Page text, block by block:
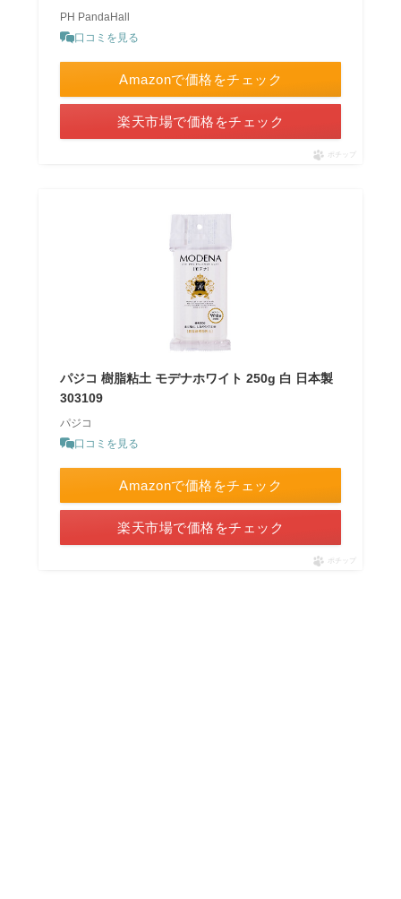
PH PandaHall
口コミを見る
Amazonで価格をチェック
楽天市場で価格をチェック
ポチップ
パジコ 樹脂粘土 モデナホワイト 250g 白 日本製
303109
パジコ
口コミを見る
Amazonで価格をチェック
楽天市場で価格をチェック
ポチップ